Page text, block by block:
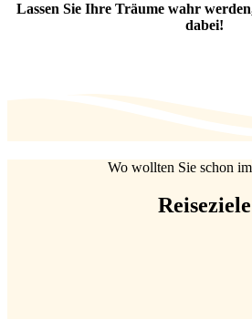
Lassen Sie Ihre Träume wahr
dabei!
Wo wollten Sie schon
Reiseziele